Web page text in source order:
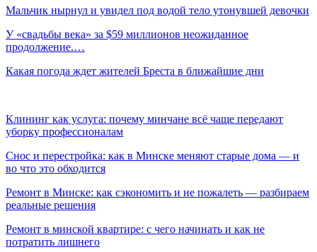
Мальчик нырнул и увидел под водой тело утонувшей девочки
У «свадьбы века» за $59 миллионов неожиданное
продолжение.…
Какая погода ждет жителей Бреста в ближайшие дни
Клининг как услуга: почему минчане всё чаще передают
уборку профессионалам
Снос и перестройка: как в Минске меняют старые дома — и
во что это обходится
Ремонт в Минске: как сэкономить и не пожалеть — разбираем
реальные решения
Ремонт в минской квартире: с чего начинать и как не
потратить лишнего